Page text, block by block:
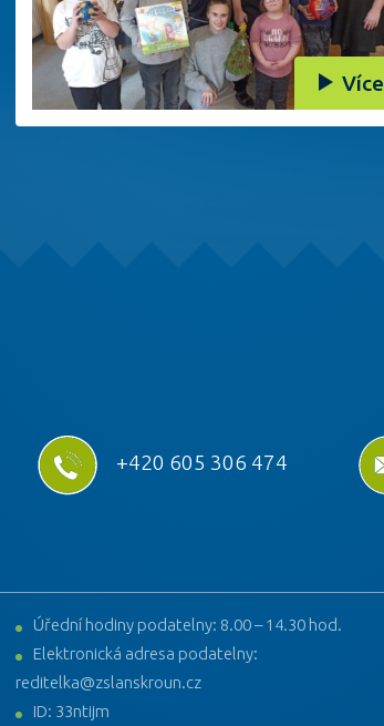
Více
+420 605 306 474
Úřední hodiny podatelny: 8.00 – 14.30 hod.
Elektronická adresa podatelny:
reditelka@zslanskroun.cz
ID: 33ntijm